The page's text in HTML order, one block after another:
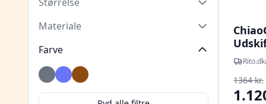
Materiale
Farve
GråIndigoMessing
80-
Rito.dk
1364 kr.